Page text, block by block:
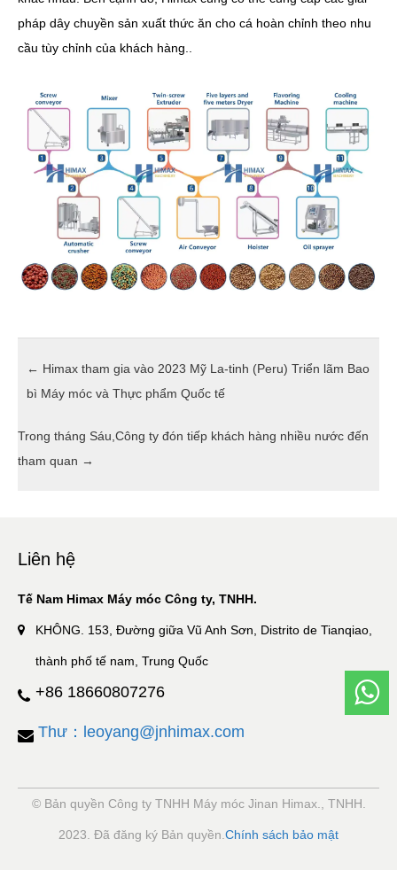
pháp dây chuyền sản xuất thức ăn cho cá hoàn chỉnh theo nhu
cầu tùy chỉnh của khách hàng..
← Himax tham gia vào 2023 Mỹ La-tinh (Peru) Triển lãm Bao
bì Máy móc và Thực phẩm Quốc tế
Trong tháng Sáu,Công ty đón tiếp khách hàng nhiều nước đến
tham quan →
Liên hệ
Tế Nam Himax Máy móc Công ty, TNHH.
KHÔNG. 153, Đường giữa Vũ Anh Sơn, Distrito de Tianqiao,
thành phố tế nam, Trung Quốc
+86 18660807276
Thư：leoyang@jnhimax.com
© Bản quyền Công ty TNHH Máy móc Jinan Himax., TNHH.
2023. Đã đăng ký Bản quyền. Chính sách bảo mật